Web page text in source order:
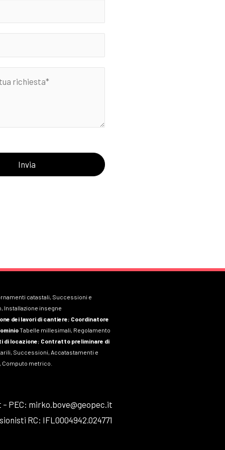
Invia
catastali, Successioni e
Installazione insegne
dei lavori di cantiere; Coordinatore
Tabelle millesimali, Regolamento
di locazione; Contratto preliminare di
Successioni, Accatastamenti e
Computo metrico.
PEC: mirko.bove@geopec.it
RC: IFL0004942.024771